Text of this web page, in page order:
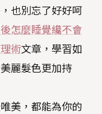
也別忘了好好呵
怎麼睡覺纔不會
術文章，學習如
麗髮色更加持
美，都能為你的